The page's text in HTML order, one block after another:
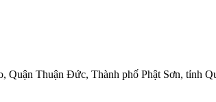
Quận Thuận Đức, Thành phố Phật Sơn, tỉnh